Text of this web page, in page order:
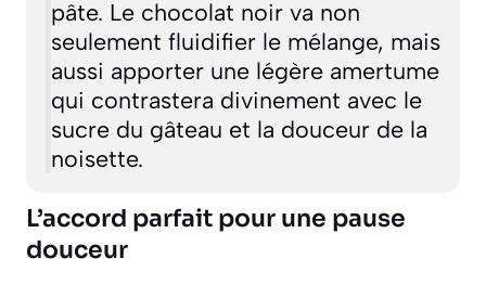
pâte. Le chocolat noir va non
seulement fluidifier le mélange, mais
aussi apporter une légère amertume
qui contrastera divinement avec le
sucre du gâteau et la douceur de la
noisette.
L’accord parfait pour une pause
douceur